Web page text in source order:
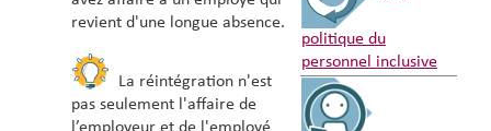
revient d'une longue absence.
La réintégration n'est
pas seulement l'affaire de
l’employeur et de l'employé
politique du
personnel inclusive